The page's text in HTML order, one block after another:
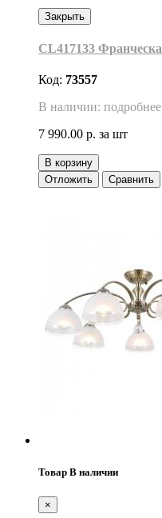
Закрыть
CL417133
Код: 73557
В наличии: подробнее
7 990.00 р. за шт
В корзину
Отложить
Сравнить
Товар В наличии
×